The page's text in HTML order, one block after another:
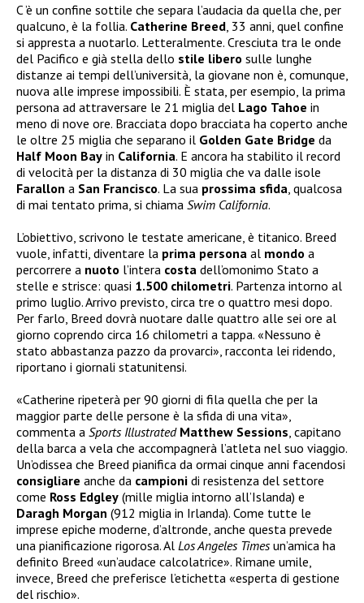
C ’è un confine sottile che separa l’audacia da quella che, per
qualcuno, è la follia. Catherine Breed , 33 anni, quel confine
si appresta a nuotarlo. Letteralmente. Cresciuta tra le onde
del Pacifico e già stella dello stile libero sulle lunghe
distanze ai tempi dell’università, la giovane non è, comunque,
nuova alle imprese impossibili. È stata, per esempio, la prima
persona ad attraversare le 21 miglia del Lago Tahoe in
meno di nove ore. Bracciata dopo bracciata ha coperto anche
le oltre 25 miglia che separano il Golden Gate Bridge da
Half Moon Bay in California. E ancora ha stabilito il record
di velocità per la distanza di 30 miglia che va dalle isole
Farallon a San Francisco. La sua prossima sfida , qualcosa
di mai tentato prima, si chiama Swim California.
L’obiettivo, scrivono le testate americane, è titanico. Breed
vuole, infatti, diventare la prima persona al mondo a
percorrere a nuoto l’intera costa dell’omonimo Stato a
stelle e strisce: quasi 1.500 chilometri. Partenza intorno al
primo luglio. Arrivo previsto, circa tre o quattro mesi dopo.
Per farlo, Breed dovrà nuotare dalle quattro alle sei ore al
giorno coprendo circa 16 chilometri a tappa. «Nessuno è
stato abbastanza pazzo da provarci», racconta lei ridendo,
riportano i giornali statunitensi.
«Catherine ripeterà per 90 giorni di fila quella che per la
maggior parte delle persone è la sfida di una vita»,
commenta a Sports Illustrated Matthew Sessions , capitano
della barca a vela che accompagnerà l’atleta nel suo viaggio.
Un’odissea che Breed pianifica da ormai cinque anni facendosi
consigliare anche da campioni di resistenza del settore
come Ross Edgley (mille miglia intorno all’Islanda) e
Daragh Morgan (912 miglia in Irlanda). Come tutte le
imprese epiche moderne, d’altronde, anche questa prevede
una pianificazione rigorosa. Al Los Angeles Timesun’amica ha
definito Breed «un’audace calcolatrice». Rimane umile,
invece, Breed che preferisce l’etichetta «esperta di gestione
del rischio».